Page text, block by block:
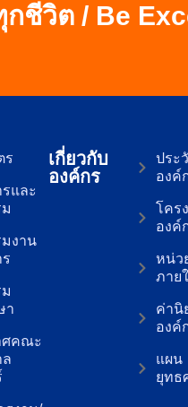
กชีวิต / Be
ร
และ
งาน
า
ศคณะ
เกี่ยวกับ
องค์กร
ประ
องค์
โคร
องค์
หน่ว
ภาย
ค่านิ
องค์
แผน
ยุทธ